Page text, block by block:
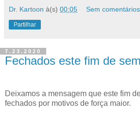
Dr. Kartoon à(s) 00:05 Sem
Partilhar
7.23.2020
Fechados este fim de
Deixamos a mensagem que este fim
fechados por motivos de força maior.